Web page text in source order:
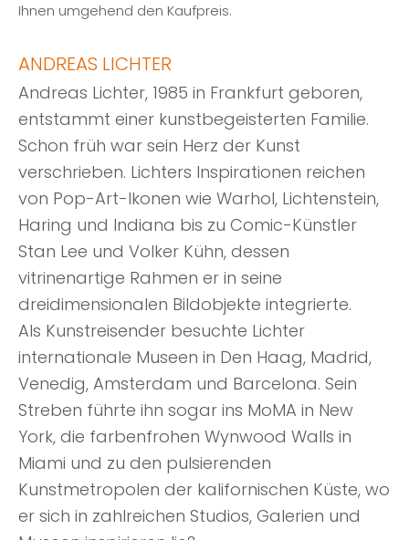
Ihnen umgehend den Kaufpreis.
ANDREAS LICHTER
Andreas Lichter, 1985 in Frankfurt geboren,
entstammt einer kunstbegeisterten Familie.
Schon früh war sein Herz der Kunst
verschrieben. Lichters Inspirationen reichen
von Pop-Art-Ikonen wie Warhol, Lichtenstein,
Haring und Indiana bis zu Comic-Künstler
Stan Lee und Volker Kühn, dessen
vitrinenartige Rahmen er in seine
dreidimensionalen Bildobjekte integrierte.
Als Kunstreisender besuchte Lichter
internationale Museen in Den Haag, Madrid,
Venedig, Amsterdam und Barcelona. Sein
Streben führte ihn sogar ins MoMA in New
York, die farbenfrohen Wynwood Walls in
Miami und zu den pulsierenden
Kunstmetropolen der kalifornischen Küste, wo
er sich in zahlreichen Studios, Galerien und